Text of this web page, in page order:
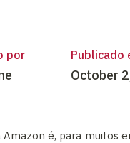
por Publicado
October
Amazon é, para muitos